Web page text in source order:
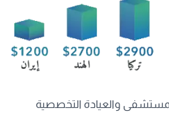
والعيادة التخصصية